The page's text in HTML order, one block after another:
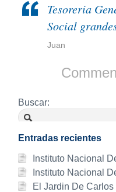
Tesoreria
Social
Juan
Buscar:
Entradas recientes
Instituto Nacional
Instituto Nacional
El Jardin De Carlos